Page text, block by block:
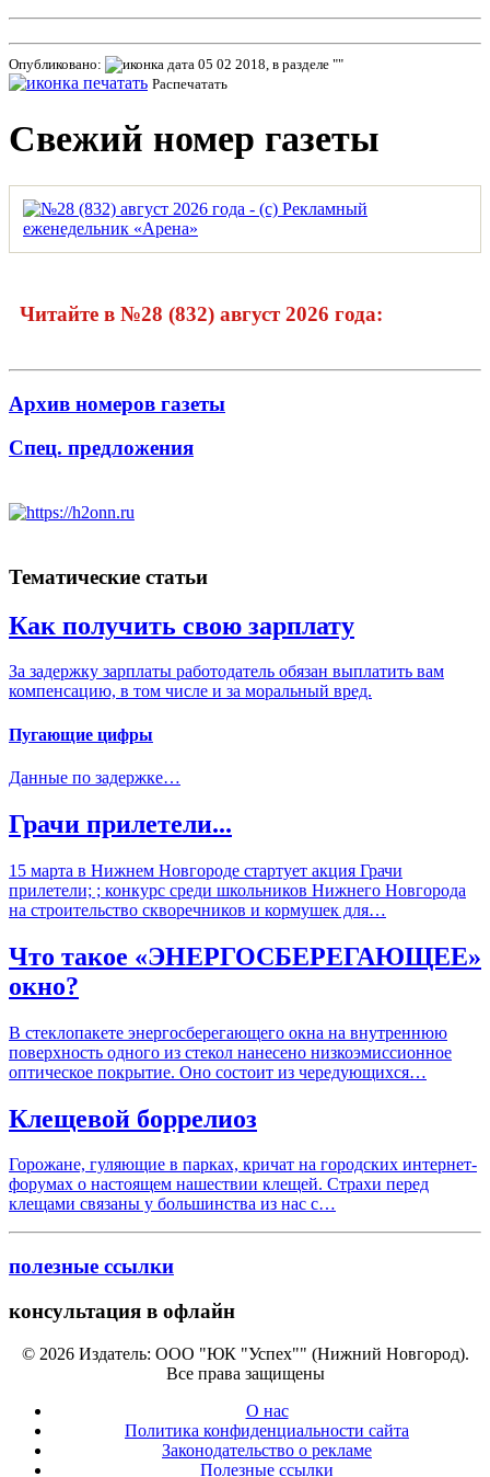
Опубликовано:
05 02 2018, в разделе ""
Распечатать
Свежий номер газеты
Читайте в №28 (832) август 2026 года:
Архив номеров газеты
Спец. предложения
Тематические статьи
Как получить свою зарплату
За задержку зарплаты работодатель обязан выплатить вам
компенсацию, в том числе и за моральный вред.
Пугающие цифры
Данные по задержке…
Грачи прилетели...
15 марта в Нижнем Новгороде стартует акция Грачи
прилетели; ; конкурс среди школьников Нижнего Новгорода
на строительство скворечников и кормушек для…
Что такое «ЭНЕРГОСБЕРЕГАЮЩЕЕ»
окно?
В стеклопакете энергосберегающего окна на внутреннюю
поверхность одного из стекол нанесено низкоэмиссионное
оптическое покрытие. Оно состоит из чередующихся…
Клещевой боррелиоз
Горожане, гуляющие в парках, кричат на городских интернет-
форумах о настоящем нашествии клещей. Страхи перед
клещами связаны у большинства из нас с…
полезные ссылки
консультация в офлайн
© 2026 Издатель: ООО "ЮК "Успех"" (Нижний Новгород).
Все права защищены
О нас
Политика конфиденциальности сайта
Законодательство о рекламе
Полезные ссылки